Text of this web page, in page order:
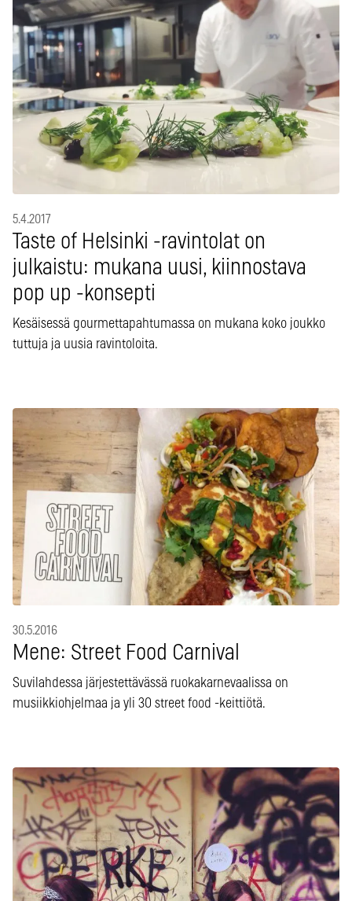
5.4.2017
Taste of Helsinki -ravintolat on
julkaistu: mukana uusi, kiinnostava
pop up -konsepti
Kesäisessä gourmettapahtumassa on mukana koko joukko
tuttuja ja uusia ravintoloita.
30.5.2016
Mene: Street Food Carnival
Suvilahdessa järjestettävässä ruokakarnevaalissa on
musiikkiohjelmaa ja yli 30 street food -keittiötä.